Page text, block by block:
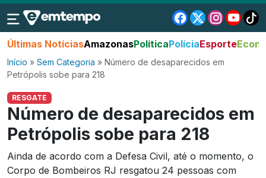
Últimas NotíciasAmazonasPolíticaPolíciaEsporte
Início » Sem Categoria » Número de desaparecidos em
Petrópolis sobe para 218
RESGATE
Número de desaparecidos em
Petrópolis sobe para 218
Ainda de acordo com a Defesa Civil, até o momento, o
Corpo de Bombeiros RJ resgatou 24 pessoas com